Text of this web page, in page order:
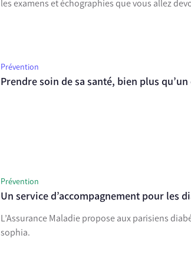
les examens et échographies que vous allez
Prévention
Prendre soin de sa santé, bien plus
Prévention
Un service d’accompagnement pour les
L’Assurance Maladie propose aux parisiens
sophia.